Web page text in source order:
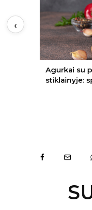
Agurkai su
stiklainyje:
‹